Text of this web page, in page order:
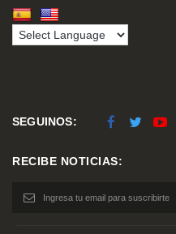
SEGUINOS:
RECIBE NOTICIAS: